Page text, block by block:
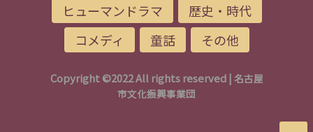
ヒューマンドラマ
歴史・時代
コメディ
童話 その他
Copyright ©2022 All rights reserved | 名古屋
市文化振興事業団